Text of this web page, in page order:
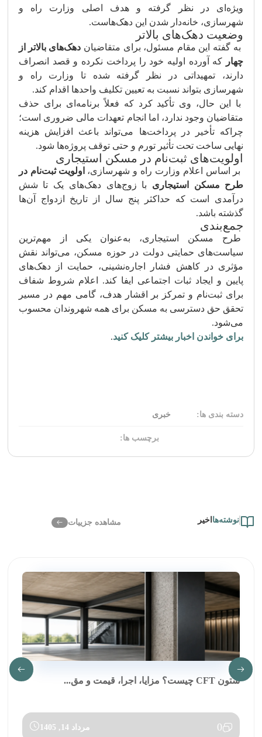
ویژه‌ای در نظر گرفته و هدف اصلی وزارت راه و
شهرسازی، خانه‌دار شدن این دهک‌هاست.
وضعیت دهک‌های بالاتر
به گفته این مقام مسئول، برای متقاضیان دهک‌های بالاتر از
چهار
که آورده اولیه خود را پرداخت نکرده و قصد انصراف
دارند، تمهیداتی در نظر گرفته شده تا وزارت راه و
شهرسازی بتواند نسبت به تعیین تکلیف واحدها اقدام کند.
با این حال، وی تأکید کرد که فعلاً برنامه‌ای برای حذف
متقاضیان وجود ندارد، اما انجام تعهدات مالی ضروری است؛
چراکه تأخیر در پرداخت‌ها می‌تواند باعث افزایش هزینه
نهایی ساخت تحت تأثیر تورم و حتی توقف پروژه‌ها شود.
اولویت‌های ثبت‌نام در مسکن استیجاری
بر اساس اعلام وزارت راه و شهرسازی، اولویت ثبت‌نام در
طرح مسکن استیجاری با زوج‌های دهک‌های یک تا شش
درآمدی است که حداکثر پنج سال از تاریخ ازدواج آن‌ها
گذشته باشد.
جمع‌بندی
طرح مسکن استیجاری، به‌عنوان یکی از مهم‌ترین
سیاست‌های حمایتی دولت در حوزه مسکن، می‌تواند نقش
مؤثری در کاهش فشار اجاره‌نشینی، حمایت از دهک‌های
پایین و ایجاد ثبات اجتماعی ایفا کند. اعلام شروط شفاف
برای ثبت‌نام و تمرکز بر اقشار هدف، گامی مهم در مسیر
تحقق حق دسترسی به مسکن برای همه شهروندان محسوب
می‌شود.
برای خواندن اخبار بیشتر کلیک کنید.
دسته بندی ها: خبری
برچسب ها:
نوشته‌ها اخیر مشاهده جزییات
ستون CFT چیست؟ مزایا، اجرا، قیمت و مق...
0 مرداد 14, 1405